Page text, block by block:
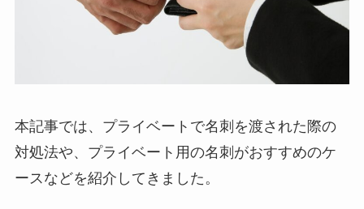
本記事では、プライベートで名刺を渡された際の
対処法や、プライベート用の名刺がおすすめのケ
ースなどを紹介してきました。